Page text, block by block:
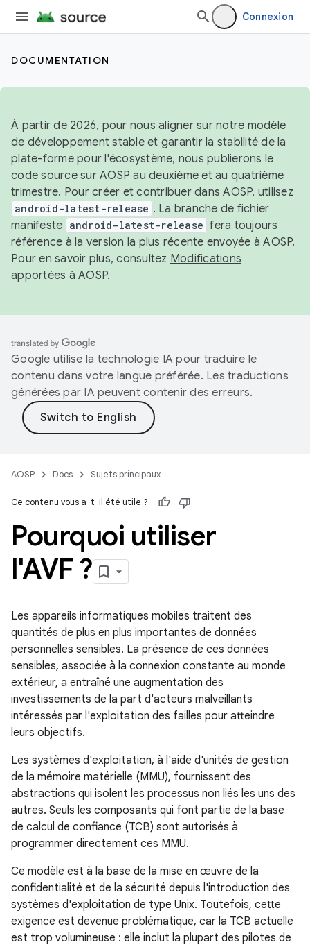
Connexion
DOCUMENTATION
À partir de 2026, pour nous aligner sur notre modèle
de développement stable et garantir la stabilité de la
plate-forme pour l'écosystème, nous publierons le
code source sur AOSP au deuxième et au quatrième
trimestre. Pour créer et contribuer dans AOSP, utilisez
android-latest-release . La branche de fichier
manifeste android-latest-release fera toujours
référence à la version la plus récente envoyée à AOSP.
Pour en savoir plus, consultez Modifications
apportées à AOSP.
Google utilise la technologie IA pour traduire le
contenu dans votre langue préférée. Les traductions
générées par IA peuvent contenir des erreurs.
AOSP Docs Sujets principaux
Ce contenu vous a-t-il été utile ?
Pourquoi utiliser
l'AVF ?
Les appareils informatiques mobiles traitent des
quantités de plus en plus importantes de données
personnelles sensibles. La présence de ces données
sensibles, associée à la connexion constante au monde
extérieur, a entraîné une augmentation des
investissements de la part d'acteurs malveillants
intéressés par l'exploitation des failles pour atteindre
leurs objectifs.
Les systèmes d'exploitation, à l'aide d'unités de gestion
de la mémoire matérielle (MMU), fournissent des
abstractions qui isolent les processus non liés les uns des
autres. Seuls les composants qui font partie de la base
de calcul de confiance (TCB) sont autorisés à
programmer directement ces MMU.
Ce modèle est à la base de la mise en œuvre de la
confidentialité et de la sécurité depuis l'introduction des
systèmes d'exploitation de type Unix. Toutefois, cette
exigence est devenue problématique, car la TCB actuelle
est trop volumineuse : elle inclut la plupart des pilotes de